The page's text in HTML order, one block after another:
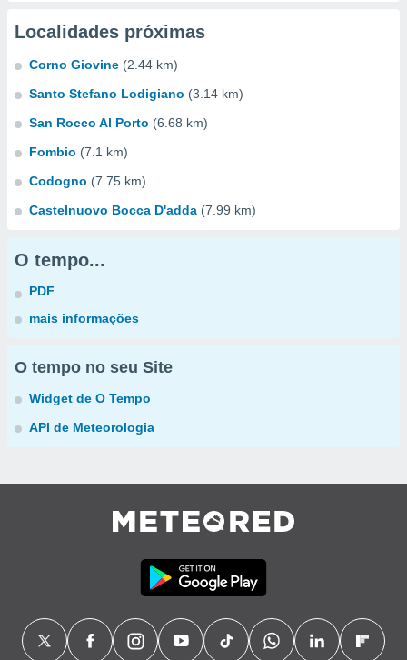
Localidades próximas
Corno Giovine (2.44 km)
Santo Stefano Lodigiano (3.14 km)
San Rocco Al Porto (6.68 km)
Fombio (7.1 km)
Codogno (7.75 km)
Castelnuovo Bocca D'adda (7.99 km)
O tempo...
PDF
mais informações
O tempo no seu Site
Widget de O Tempo
API de Meteorologia